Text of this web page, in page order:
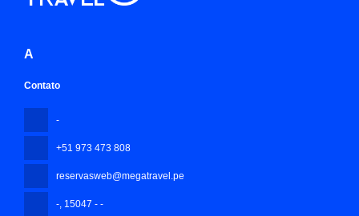
A
Contato
-
+51 973 473 808
reservasweb@megatravel.pe
- , 15047 - -